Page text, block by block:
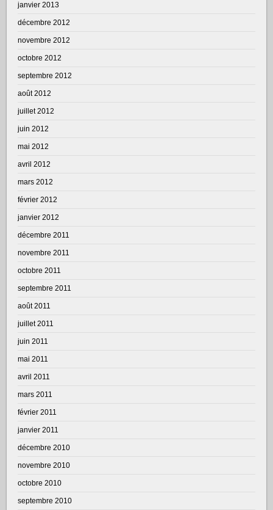
janvier 2013
décembre 2012
novembre 2012
octobre 2012
septembre 2012
août 2012
juillet 2012
juin 2012
mai 2012
avril 2012
mars 2012
février 2012
janvier 2012
décembre 2011
novembre 2011
octobre 2011
septembre 2011
août 2011
juillet 2011
juin 2011
mai 2011
avril 2011
mars 2011
février 2011
janvier 2011
décembre 2010
novembre 2010
octobre 2010
septembre 2010